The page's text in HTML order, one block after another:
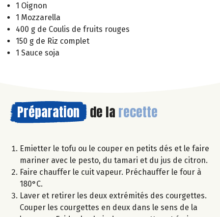
1 Oignon
1 Mozzarella
400 g de Coulis de fruits rouges
150 g de Riz complet
1 Sauce soja
Préparation de la recette
Emietter le tofu ou le couper en petits dés et le faire
mariner avec le pesto, du tamari et du jus de citron.
Faire chauffer le cuit vapeur. Préchauffer le four à
180°C.
Laver et retirer les deux extrémités des courgettes.
Couper les courgettes en deux dans le sens de la